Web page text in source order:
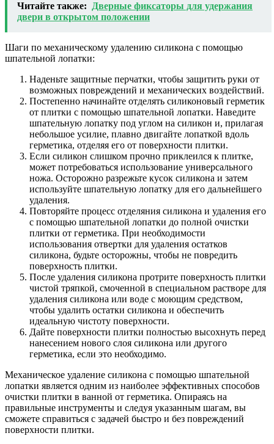
Читайте также:
Дверные фиксаторы для удержания
двери в открытом положении
Шаги по механическому удалению силикона с помощью
шпательной лопатки:
Наденьте защитные перчатки, чтобы защитить руки от
возможных повреждений и механических воздействий.
Постепенно начинайте отделять силиконовый герметик
от плитки с помощью шпательной лопатки. Наведите
шпательную лопатку под углом на силикон и, прилагая
небольшое усилие, плавно двигайте лопаткой вдоль
герметика, отделяя его от поверхности плитки.
Если силикон слишком прочно приклеился к плитке,
может потребоваться использование универсального
ножа. Осторожно разрежьте кусок силикона и затем
используйте шпательную лопатку для его дальнейшего
удаления.
Повторяйте процесс отделяния силикона и удаления его
с помощью шпательной лопатки до полной очистки
плитки от герметика. При необходимости
использования отвертки для удаления остатков
силикона, будьте осторожны, чтобы не повредить
поверхность плитки.
После удаления силикона протрите поверхность плитки
чистой тряпкой, смоченной в специальном растворе для
удаления силикона или воде с моющим средством,
чтобы удалить остатки силикона и обеспечить
идеальную чистоту поверхности.
Дайте поверхности плитки полностью высохнуть перед
нанесением нового слоя силикона или другого
герметика, если это необходимо.
Механическое удаление силикона с помощью шпательной
лопатки является одним из наиболее эффективных способов
очистки плитки в ванной от герметика. Опираясь на
правильные инструменты и следуя указанным шагам, вы
сможете справиться с задачей быстро и без повреждений
поверхности плитки.